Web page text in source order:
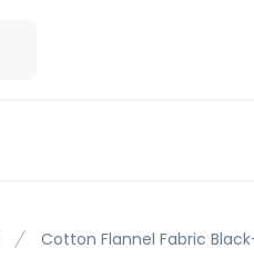
Cotton Flannel Fabric